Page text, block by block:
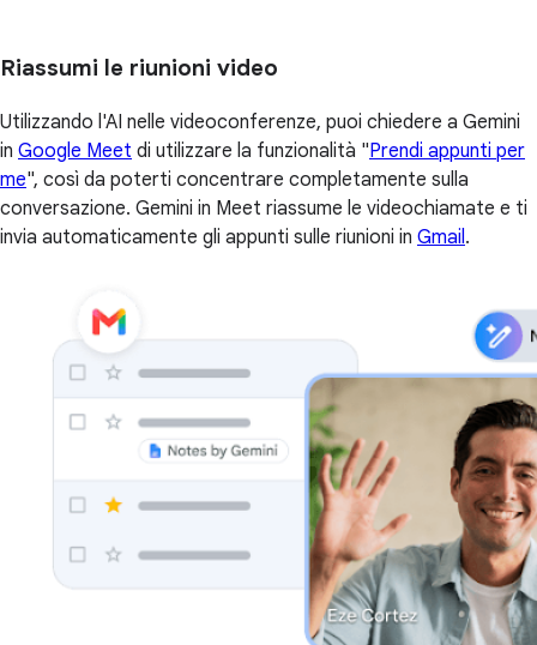
Riassumi le riunioni video
Utilizzando l'AI nelle videoconferenze, puoi chiedere a Gemini
in Google Meet di utilizzare la funzionalità "Prendi appunti per
me", così da poterti concentrare completamente sulla
conversazione. Gemini in Meet riassume le videochiamate e ti
invia automaticamente gli appunti sulle riunioni in Gmail.